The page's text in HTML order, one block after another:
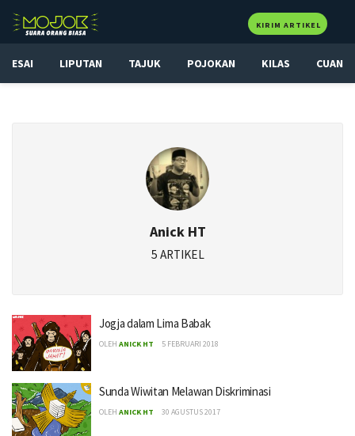
KIRIM ARTIKEL
ESAI LIPUTAN TAJUK POJOKAN KILAS CUAN
Anick HT
5 ARTIKEL
Jogja dalam Lima Babak
OLEH ANICK HT 5 FEBRUARI 2018
Sunda Wiwitan Melawan Diskriminasi
OLEH ANICK HT 30 AGUSTUS 2017